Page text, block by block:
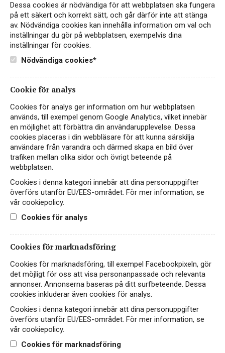
åt nordväst från Beaune. I Bourgogne görs såväl
röda som torra vita viner, en liten del rosévin och
det mousserande vinet crémant de bourgogne.
De verkligt stora vinerna är röd och vit
bourgogne, synonyma med druvorna pinot noir
och chardonnay. Druvan gamay dominerar i
Beaujolais, välbekant för beaujolais nouveau –
årets skörd som alltid lanseras tredje torsdagen i
november.
Louis Bouillot Les Grands
Terroirs En Bollery
CREMANT
Dessa cookies är nödvändiga för att webbplatsen ska fungera
på ett säkert och korrekt sätt, och går därför inte att stänga
av. Nödvändiga cookies kan innehålla information om val och
inställningar du gör på webbplatsen, exempelvis dina
inställningar för cookies.
Nödvändiga cookies*
Cookie för analys
Cookies för analys ger information om hur webbplatsen
används, till exempel genom Google Analytics, vilket innebär
en möjlighet att förbättra din användarupplevelse. Dessa
cookies placeras i din webbläsare för att kunna särskilja
användare från varandra och därmed skapa en bild över
trafiken mellan olika sidor och övrigt beteende på
webbplatsen.
Cookies i denna kategori innebär att dina personuppgifter
överförs utanför EU/EES-området. För mer information, se
vår cookiepolicy.
Cookies för analys
Cookies för marknadsföring
Cookies för marknadsföring, till exempel Facebookpixeln, gör
det möjligt för oss att visa personanpassade och relevanta
annonser. Annonserna baseras på ditt surfbeteende. Dessa
cookies inkluderar även cookies för analys.
Cookies i denna kategori innebär att dina personuppgifter
överförs utanför EU/EES-området. För mer information, se
vår cookiepolicy.
Cookies för marknadsföring